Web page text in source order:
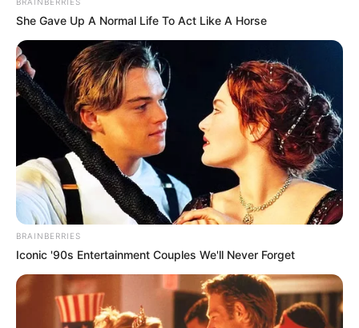
She Gave Up A Normal Life To Act Like A Horse
BRAINBERRIES
Iconic '90s Entertainment Couples We'll Never Forget